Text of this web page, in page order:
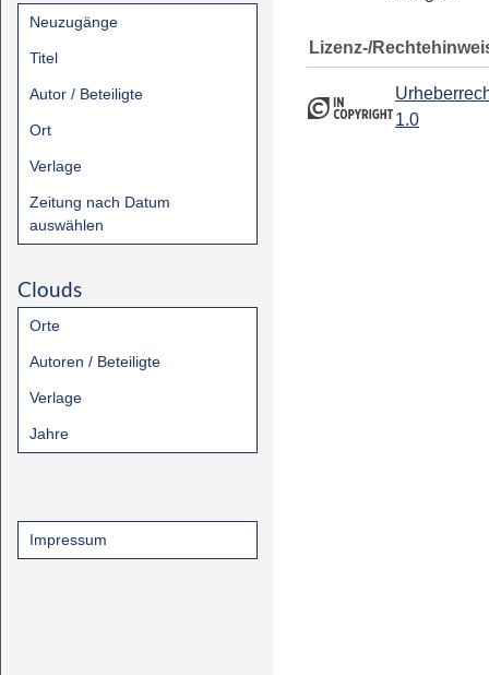
Neuzugänge
Titel
Autor / Beteiligte
Ort
Verlage
Zeitung nach Datum
auswählen
Clouds
Orte
Autoren / Beteiligte
Verlage
Jahre
Impressum
Lizenz-/
1.0